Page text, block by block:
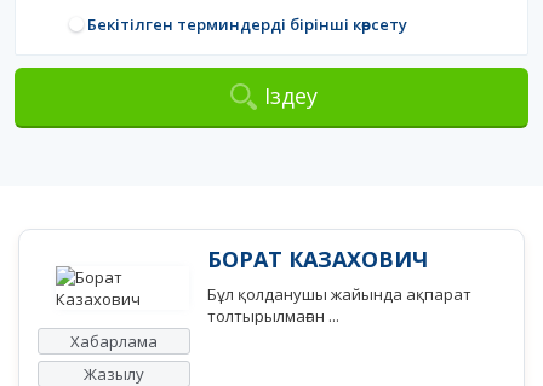
Бекітілген терминдерді бірінші көрсету
Іздеу
Хабарлама
Жазылу
БОРАТ КАЗАХОВИЧ
Бұл қолданушы жайында ақпарат
толтырылмаған ...